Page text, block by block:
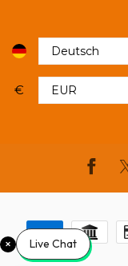
€
Live Chat